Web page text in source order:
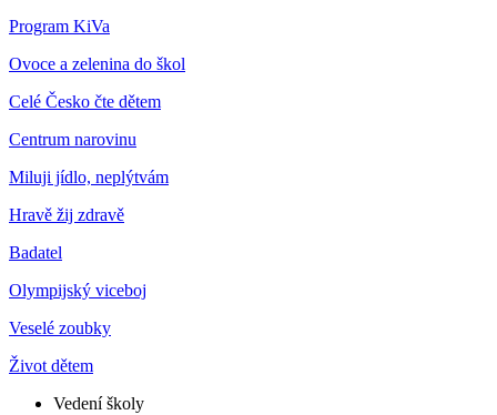
Program KiVa
Ovoce a zelenina do škol
Celé Česko čte dětem
Centrum narovinu
Miluji jídlo, neplýtvám
Hravě žij zdravě
Badatel
Olympijský viceboj
Veselé zoubky
Život dětem
Vedení školy